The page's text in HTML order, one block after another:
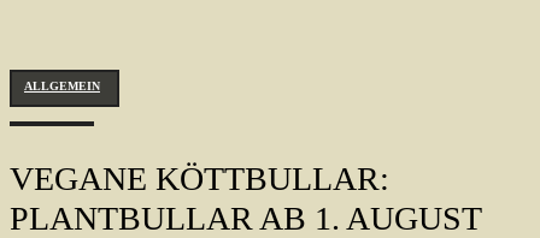
ALLGEMEIN
VEGANE KÖTTBULLAR:
PLANTBULLAR AB 1. AUGUST